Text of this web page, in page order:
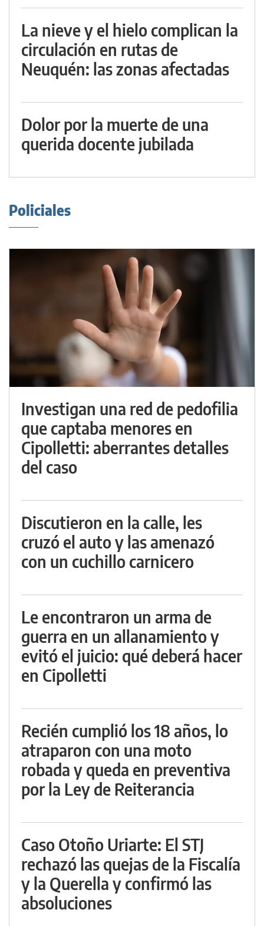
La nieve y el hielo complican la
circulación en rutas de
Neuquén: las zonas afectadas
Dolor por la muerte de una
querida docente jubilada
Policiales
Investigan una red de pedofilia
que captaba menores en
Cipolletti: aberrantes detalles
del caso
Discutieron en la calle, les
cruzó el auto y las amenazó
con un cuchillo carnicero
Le encontraron un arma de
guerra en un allanamiento y
evitó el juicio: qué deberá hacer
en Cipolletti
Recién cumplió los 18 años, lo
atraparon con una moto
robada y queda en preventiva
por la Ley de Reiterancia
Caso Otoño Uriarte: El STJ
rechazó las quejas de la Fiscalía
y la Querella y confirmó las
absoluciones